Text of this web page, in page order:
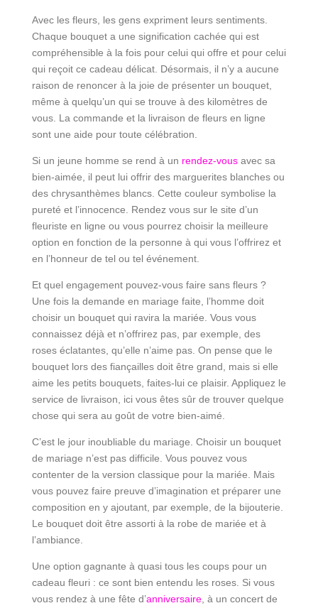
Avec les fleurs, les gens expriment leurs sentiments.
Chaque bouquet a une signification cachée qui est
compréhensible à la fois pour celui qui offre et pour celui
qui reçoit ce cadeau délicat. Désormais, il n’y a aucune
raison de renoncer à la joie de présenter un bouquet,
même à quelqu’un qui se trouve à des kilomètres de
vous. La commande et la livraison de fleurs en ligne
sont une aide pour toute célébration.
Si un jeune homme se rend à un rendez-vousavec sa
bien-aimée, il peut lui offrir des marguerites blanches ou
des chrysanthèmes blancs. Cette couleur symbolise la
pureté et l’innocence. Rendez vous sur le site d’un
fleuriste en ligne ou vous pourrez choisir la meilleure
option en fonction de la personne à qui vous l’offrirez et
en l’honneur de tel ou tel événement.
Et quel engagement pouvez-vous faire sans fleurs ?
Une fois la demande en mariage faite, l’homme doit
choisir un bouquet qui ravira la mariée. Vous vous
connaissez déjà et n’offrirez pas, par exemple, des
roses éclatantes, qu’elle n’aime pas. On pense que le
bouquet lors des fiançailles doit être grand, mais si elle
aime les petits bouquets, faites-lui ce plaisir. Appliquez le
service de livraison, ici vous êtes sûr de trouver quelque
chose qui sera au goût de votre bien-aimé.
C’est le jour inoubliable du mariage. Choisir un bouquet
de mariage n’est pas difficile. Vous pouvez vous
contenter de la version classique pour la mariée. Mais
vous pouvez faire preuve d’imagination et préparer une
composition en y ajoutant, par exemple, de la bijouterie.
Le bouquet doit être assorti à la robe de mariée et à
l’ambiance.
Une option gagnante à quasi tous les coups pour un
cadeau fleuri : ce sont bien entendu les roses. Si vous
vous rendez à une fête d’anniversaire, à un concert de